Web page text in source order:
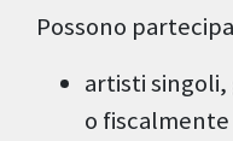
Possono
artisti
o